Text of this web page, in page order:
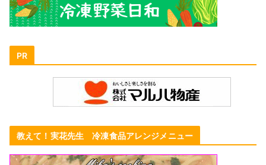
PR
教えて！実花先生 冷凍食品アレンジメニュー